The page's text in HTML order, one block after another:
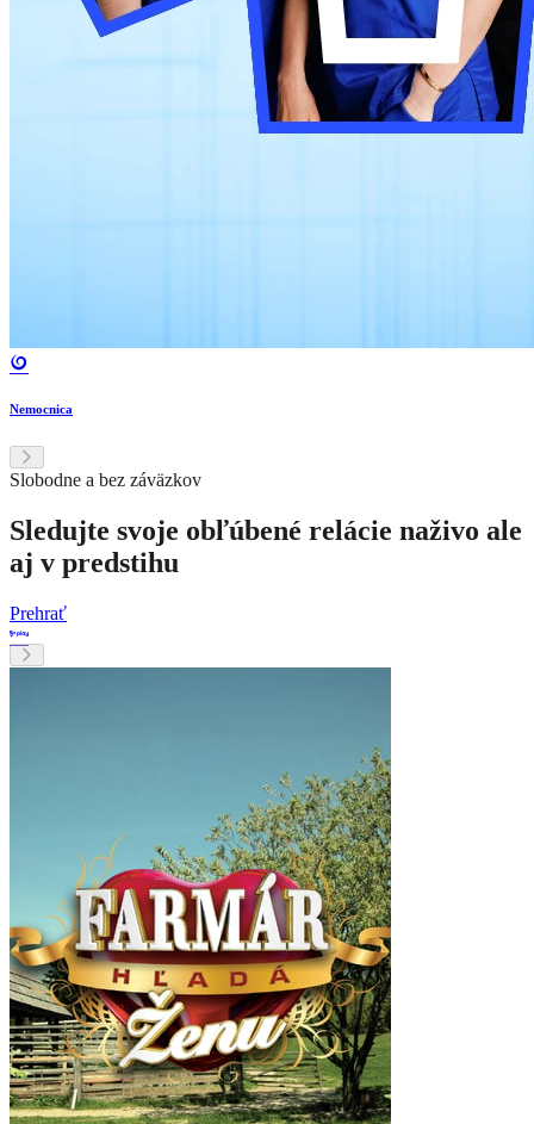
Nemocnica
Slobodne a bez záväzkov
Sledujte svoje obľúbené relácie naživo ale
aj v predstihu
Prehrať